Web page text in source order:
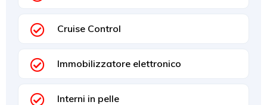
Cruise Control
Immobilizzatore elettronico
Interni in pelle